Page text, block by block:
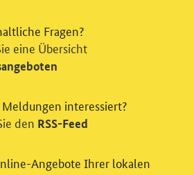
mit Hilfe
Fragen?
eine Übersicht
interessiert?
den RSS-Feed
Angebote Ihrer lokalen